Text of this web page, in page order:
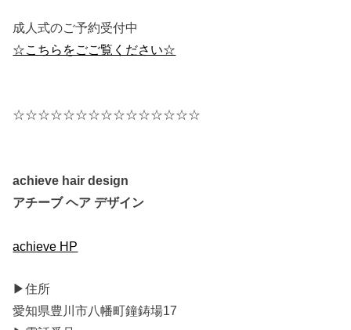
成人式のご予約受付中
☆こちらをごご覧ください☆
☆☆☆☆☆☆☆☆☆☆☆☆☆☆☆
achieve hair design
アチーブ ヘア デザイン
achieve HP
▶︎住所
愛知県豊川市八幡町鐘鋳場17